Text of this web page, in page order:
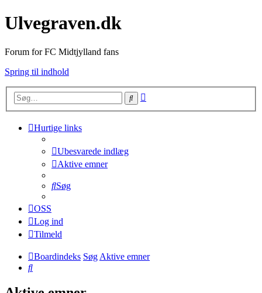
Ulvegraven.dk
Forum for FC Midtjylland fans
Spring til indhold
Søg
Hurtige links
Ubesvarede indlæg
Aktive emner
Søg
OSS
Log ind
Tilmeld
Boardindeks SøgAktive emner
Søg